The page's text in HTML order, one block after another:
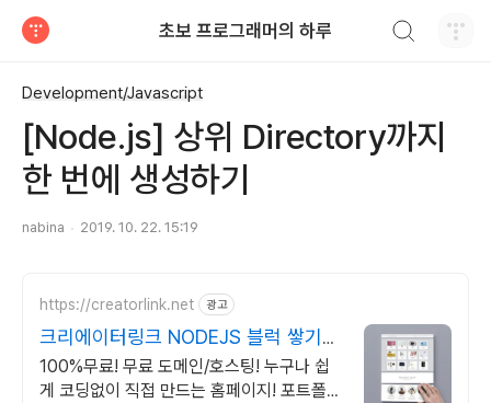
초보 프로그래머의 하루
Development/Javascript
[Node.js] 상위 Directory까지
한 번에 생성하기
nabina 2019. 10. 22. 15:19
https://creatorlink.net 광고
크리에이터링크 NODEJS 블럭 쌓기로
만드는 홈페이지
100%무료! 무료 도메인/호스팅! 누구나 쉽
게 코딩없이 직접 만드는 홈페이지! 포트폴리